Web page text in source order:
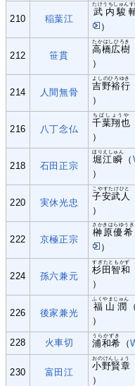
210 稲葉江
武内駿
たけうちしゅんす
）
212 笹貫
高橋広樹
たかはしひろき
）
214 人間無骨
吉野裕行
よしのひろゆき
）
216 八丁念仏
千葉翔也
ちばしょうや
）
218 石田正宗
堀江瞬
ほりえしゅん
（
）
220 実休光忠
子安武人
こやすたけひと
）
222 京極正宗
榊原優希
さかきはらゆうき
）
224 孫六兼元
杉田智和
すぎたともかず
）
226 後家兼光
福山潤
ふくやまじゅん
）
228 火車切 浦和希
うらかずき
（
230 富田江
小野賢章
おのけんしょう
）